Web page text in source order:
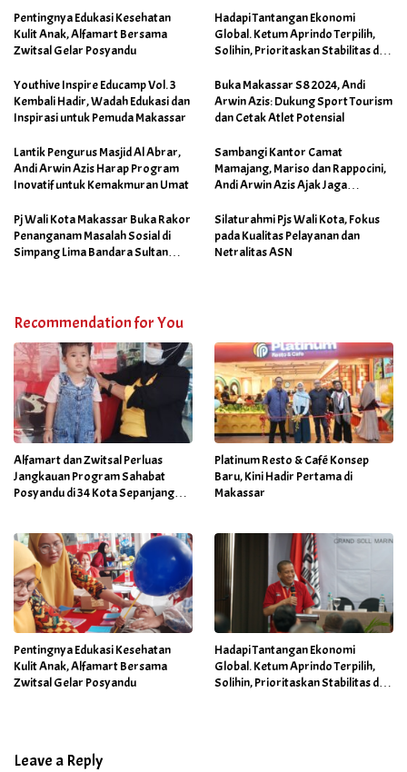
Pentingnya Edukasi Kesehatan
Kulit Anak, Alfamart Bersama
Zwitsal Gelar Posyandu
Hadapi Tantangan Ekonomi
Global. Ketum Aprindo Terpilih,
Solihin, Prioritaskan Stabilitas dan
Youthive Inspire Educamp Vol. 3
Kembali Hadir, Wadah Edukasi dan
Inspirasi untuk Pemuda Makassar
Buka Makassar S8 2024, Andi
Arwin Azis: Dukung Sport Tourism
dan Cetak Atlet Potensial
Lantik Pengurus Masjid Al Abrar,
Andi Arwin Azis Harap Program
Inovatif untuk Kemakmuran Umat
Sambangi Kantor Camat
Mamajang, Mariso dan Rappocini,
Andi Arwin Azis Ajak Jaga
Program Sabtu Bersih
Pj Wali Kota Makassar Buka Rakor
Penanganam Masalah Sosial di
Simpang Lima Bandara Sultan
Silaturahmi Pjs Wali Kota, Fokus
pada Kualitas Pelayanan dan
Netralitas ASN
Recommendation for You
Alfamart dan Zwitsal Perluas
Jangkauan Program Sahabat
Posyandu di 34 Kota Sepanjang
Platinum Resto & Café Konsep
Baru, Kini Hadir Pertama di
Makassar
Pentingnya Edukasi Kesehatan
Kulit Anak, Alfamart Bersama
Zwitsal Gelar Posyandu
Hadapi Tantangan Ekonomi
Global. Ketum Aprindo Terpilih,
Solihin, Prioritaskan Stabilitas dan
Leave a Reply